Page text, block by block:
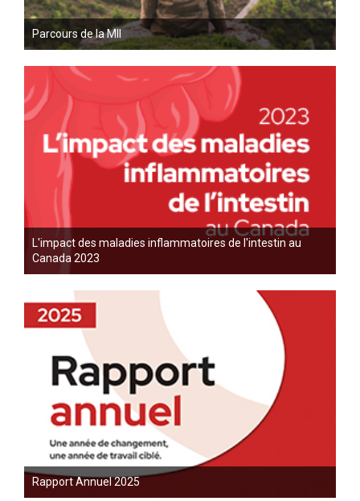
Parcours de la MII
L'impact des maladies inflammatoires de l'intestin au
Canada 2023
Rapport Annuel 2025